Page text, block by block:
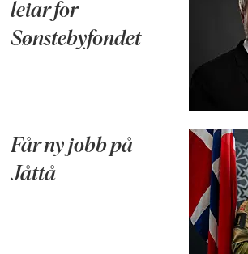
leiar for
Sønstebyfondet
Får ny jobb på
Jåttå